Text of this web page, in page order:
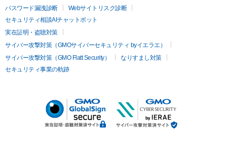
パスワード漏洩診断
Webサイトリスク診断
セキュリティ相談AIチャットボット
実在証明・盗聴対策
サイバー攻撃対策（GMOサイバーセキュリティ byイエラエ）
サイバー攻撃対策（GMO Flatt Security）
なりすまし対策
セキュリティ事業の軌跡